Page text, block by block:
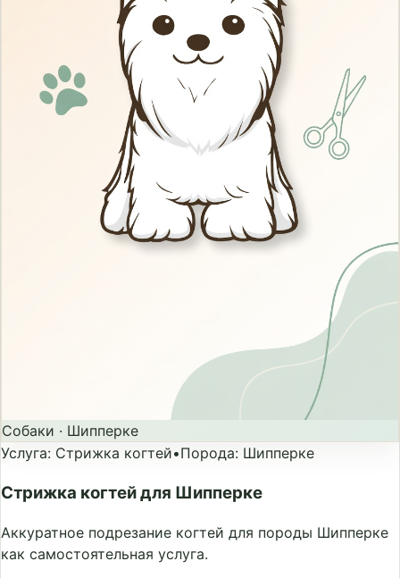
Собаки · Шипперке
Услуга: Стрижка когтей•Порода: Шипперке
Стрижка когтей для Шипперке
Аккуратное подрезание когтей для породы Шипперке
как самостоятельная услуга.